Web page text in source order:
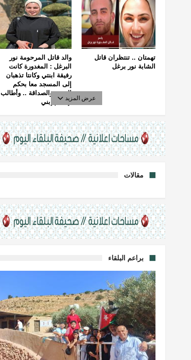
والد قاتل المرحومة نور
البرغل : المغدورة كانت
رفيقة ابنتي وكانتا تذهبان
إلى المسجد معا بحكم
الجيرة والصداقة .. وأطالب
بإعدام إبني
تهمتان .. تنتظران قاتل
الشابة نور برغل
عرض المزيد
مقالات
براعم البلقاء